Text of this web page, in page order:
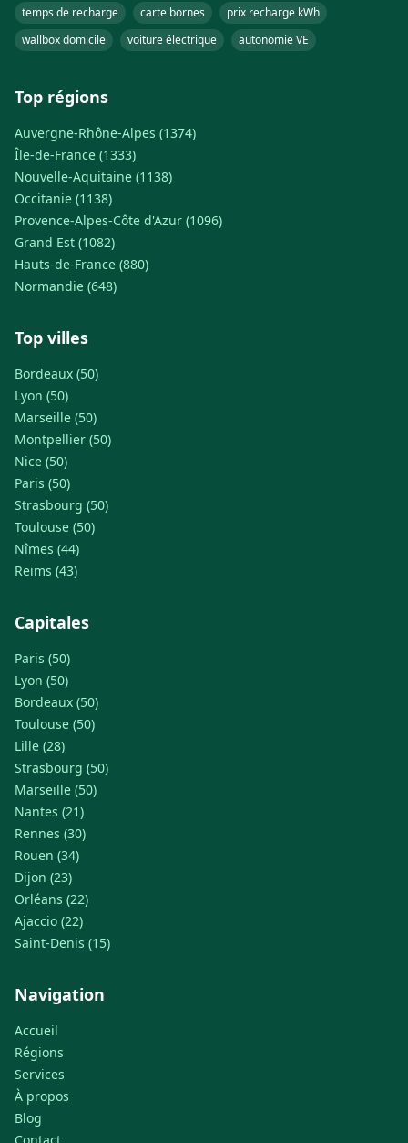
temps de recharge
carte bornes
prix recharge kWh
wallbox domicile
voiture électrique autonomie VE
Top régions
Auvergne-Rhône-Alpes (1374)
Île-de-France (1333)
Nouvelle-Aquitaine (1138)
Occitanie (1138)
Provence-Alpes-Côte d'Azur (1096)
Grand Est (1082)
Hauts-de-France (880)
Normandie (648)
Top villes
Bordeaux (50)
Lyon (50)
Marseille (50)
Montpellier (50)
Nice (50)
Paris (50)
Strasbourg (50)
Toulouse (50)
Nîmes (44)
Reims (43)
Capitales
Paris (50)
Lyon (50)
Bordeaux (50)
Toulouse (50)
Lille (28)
Strasbourg (50)
Marseille (50)
Nantes (21)
Rennes (30)
Rouen (34)
Dijon (23)
Orléans (22)
Ajaccio (22)
Saint-Denis (15)
Navigation
Accueil
Régions
Services
À propos
Blog